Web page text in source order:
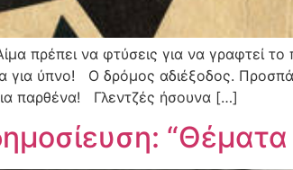
πρέπει να φτύσεις για να γραφτεί
για ύπνο! Ο δρόμος αδιέξοδος.
παρθένα! Γλεντζές ήσουνα […]